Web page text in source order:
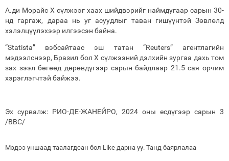
А.ди Морайс Х сүлжээг хаах шийдвэрийг наймдугаар сарын 30-
нд гаргаж, дараа нь уг асуудлыг таван гишүүнтэй Зөвлөлд
хэлэлцүүлэхээр илгээсэн байна.
“Statista” вэбсайтаас эш татан “Reuters” агентлагийн
мэдээлснээр, Бразил бол X сүлжээний дэлхийн зургаа дахь том
зах зээл бөгөөд дөрөвдүгээр сарын байдлаар 21.5 сая орчим
хэрэглэгчтэй байжээ.
Эх сурвалж: РИО-ДЕ-ЖАНЕЙРО, 2024 оны есдүгээр сарын 3
/BBC/
Мэдээ уншаад таалагдсан бол Like дарна уу. Танд баярлалаа